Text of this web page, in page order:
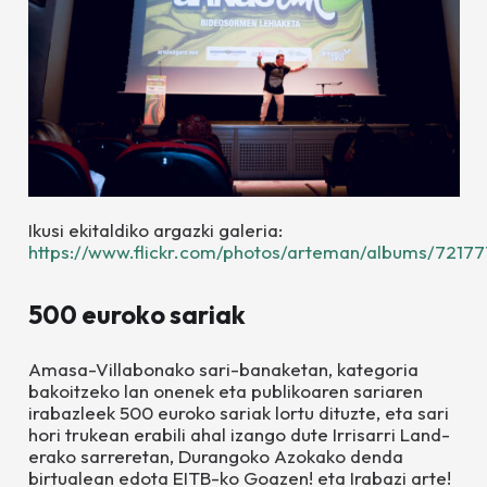
Ikusi ekitaldiko argazki galeria:
https://www.flickr.com/photos/arteman/albums/
500 euroko sariak
Amasa-Villabonako sari-banaketan, kategoria
bakoitzeko lan onenek eta publikoaren sariaren
irabazleek 500 euroko sariak lortu dituzte, eta sari
hori trukean erabili ahal izango dute Irrisarri Land-
erako sarreretan, Durangoko Azokako denda
birtualean edota EITB-ko Goazen! eta Irabazi arte!